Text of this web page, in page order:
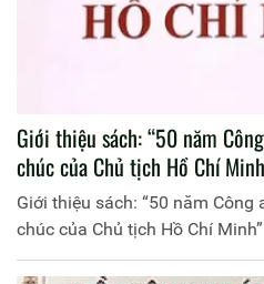
Giới thiệu sách: “50 năm
chúc của Chủ tịch Hồ Chí
Giới thiệu sách: “50 năm
chúc của Chủ tịch Hồ Chí Minh”